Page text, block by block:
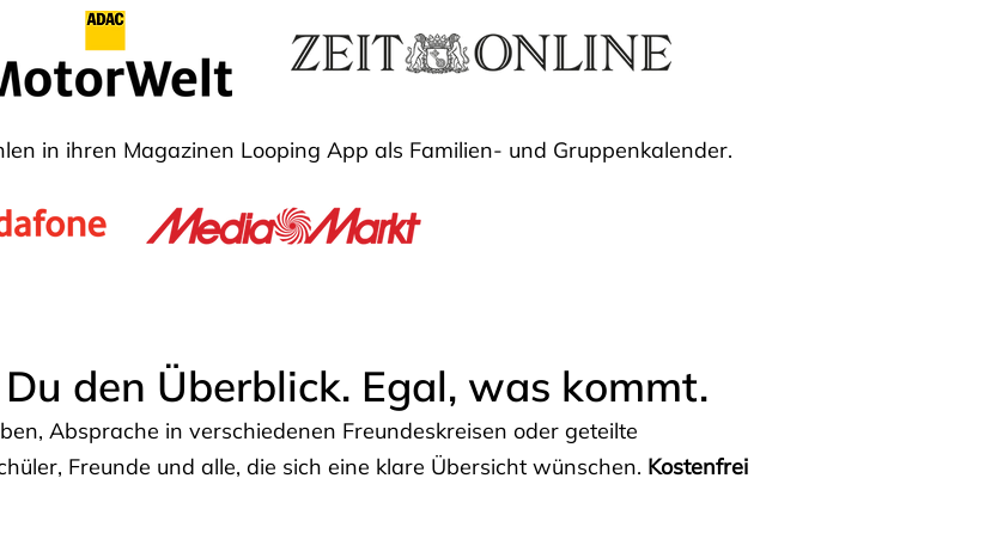
in ihren Magazinen Looping App als Familien- und Gruppenkalender.
den Überblick. Egal, was kommt.
Absprache in verschiedenen Freundeskreisen oder geteilte
Freunde und alle, die sich eine klare Übersicht wünschen. Kostenfrei